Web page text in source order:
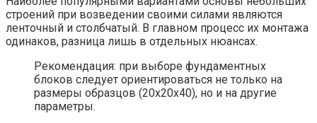
строений при возведении своими силами являются
ленточный и столбчатый. В главном процесс их монтажа
одинаков, разница лишь в отдельных нюансах.
Рекомендация: при выборе фундаментных
блоков следует ориентироваться не только на
размеры образцов (20х20х40), но и на другие
параметры.